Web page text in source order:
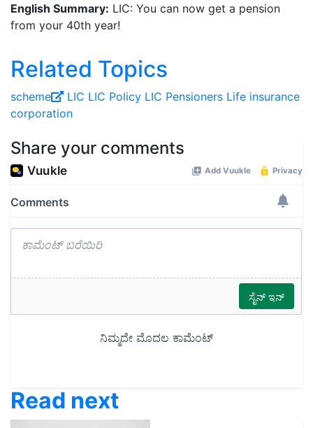
English Summary: LIC: You can now get a pension
from your 40th year!
Related Topics
scheme LIC LIC Policy LIC Pensioners Life insurance
corporation
Share your comments
Read next